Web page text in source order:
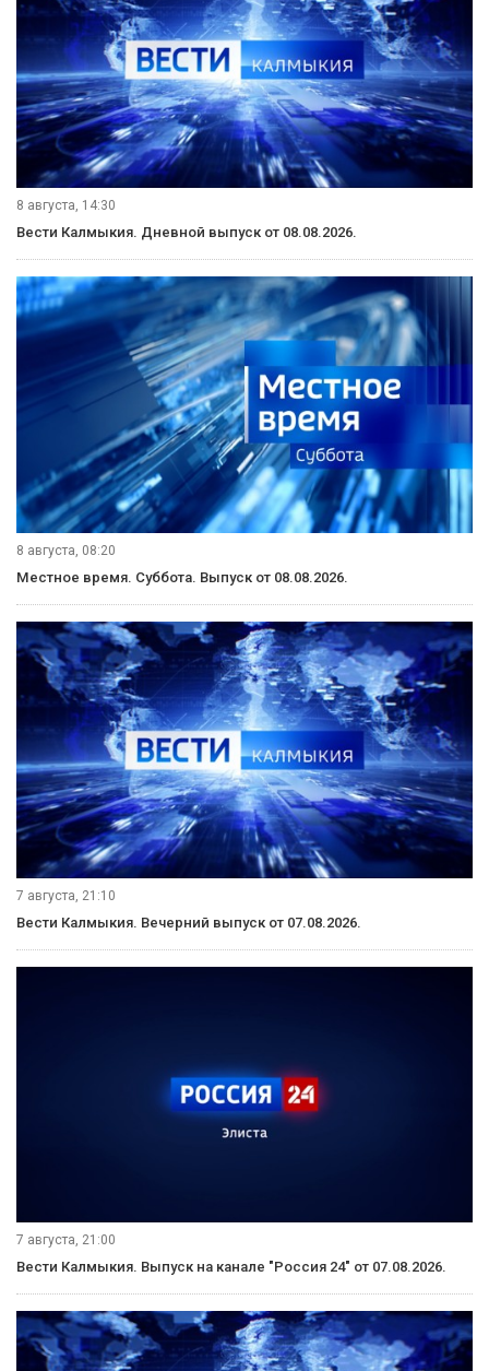
8 августа, 14:30
Вести Калмыкия. Дневной выпуск от 08.08.2026.
8 августа, 08:20
Местное время. Суббота. Выпуск от 08.08.2026.
7 августа, 21:10
Вести Калмыкия. Вечерний выпуск от 07.08.2026.
7 августа, 21:00
Вести Калмыкия. Выпуск на канале "Россия 24" от 07.08.2026.